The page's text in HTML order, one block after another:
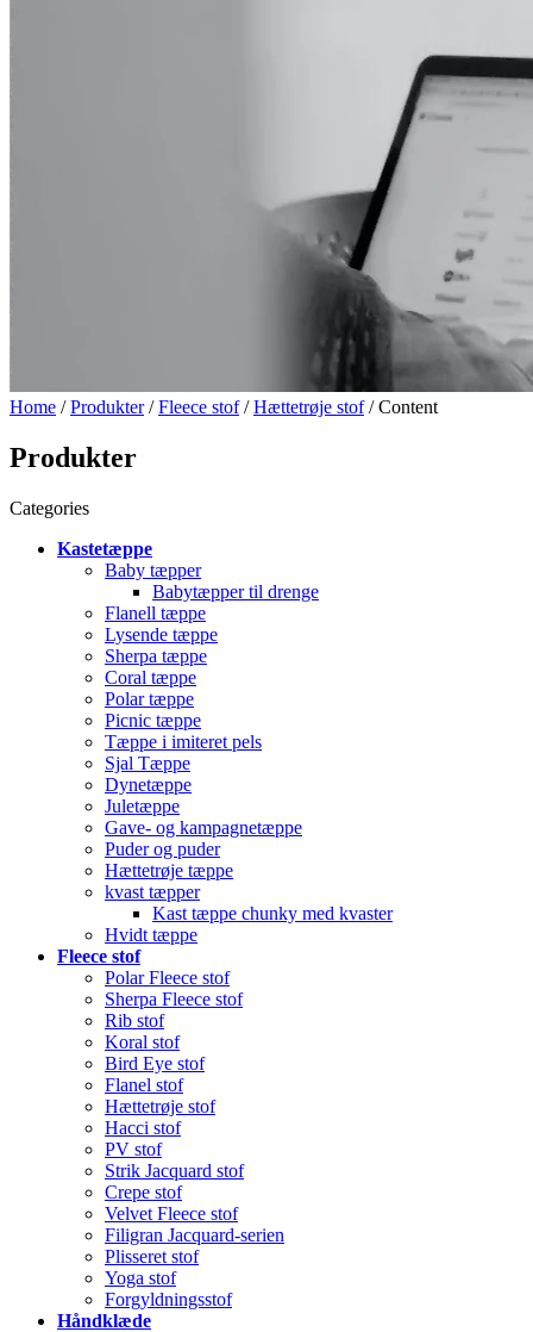
Home /Produkter/Fleece stof/Hættetrøje stof/ Content
Produkter
Categories
Kastetæppe
Baby tæpper
Babytæpper til drenge
Flanell tæppe
Lysende tæppe
Sherpa tæppe
Coral tæppe
Polar tæppe
Picnic tæppe
Tæppe i imiteret pels
Sjal Tæppe
Dynetæppe
Juletæppe
Gave- og kampagnetæppe
Puder og puder
Hættetrøje tæppe
kvast tæpper
Kast tæppe chunky med kvaster
Hvidt tæppe
Fleece stof
Polar Fleece stof
Sherpa Fleece stof
Rib stof
Koral stof
Bird Eye stof
Flanel stof
Hættetrøje stof
Hacci stof
PV stof
Strik Jacquard stof
Crepe stof
Velvet Fleece stof
Filigran Jacquard-serien
Plisseret stof
Yoga stof
Forgyldningsstof
Håndklæde